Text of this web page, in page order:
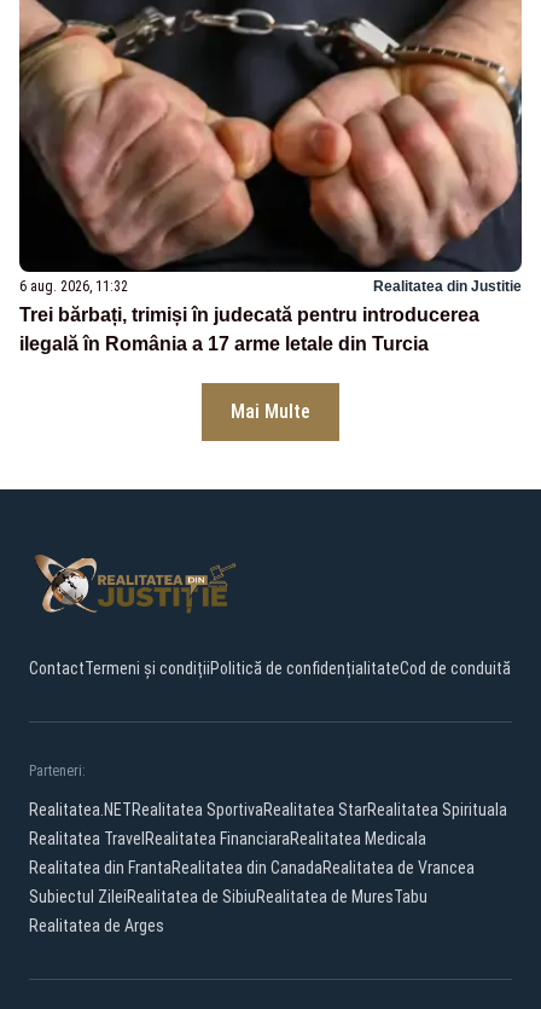
6 aug. 2026, 11:32 Realitatea din Justitie
Trei bărbați, trimiși în judecată pentru introducerea
ilegală în România a 17 arme letale din Turcia
Mai Multe
ContactTermeni și condițiiPolitică de confidențialitateCod de conduită
Parteneri:
Realitatea.NETRealitatea SportivaRealitatea StarRealitatea Spirituala
Realitatea Travel Realitatea FinanciaraRealitatea Medicala
Realitatea din FrantaRealitatea din CanadaRealitatea de Vrancea
Subiectul ZileiRealitatea de SibiuRealitatea de MuresTabu
Realitatea de Arges